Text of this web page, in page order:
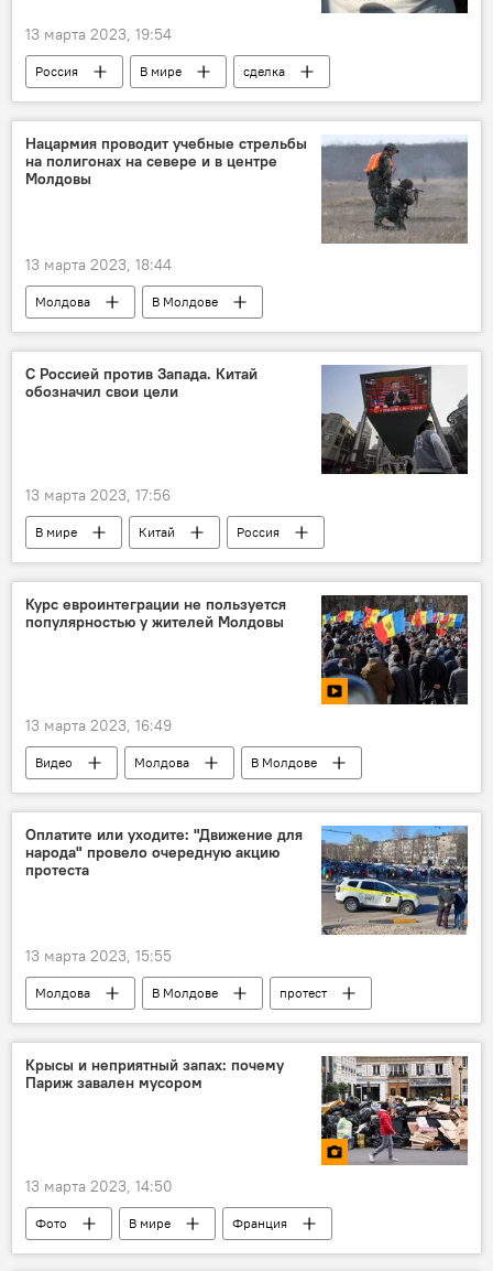
13 марта 2023, 19:54
Россия В мире
сделка
зерно
Нацармия проводит учебные стрельбы
на полигонах на севере и в центре
Молдовы
13 марта 2023, 18:44
Молдова
В Молдове
военные учения
Национальная армия
С Россией против Запада. Китай
обозначил свои цели
13 марта 2023, 17:56
В мире Китай
Россия
Запад
Аналитика
Курс евроинтеграции не пользуется
популярностью у жителей Молдовы
13 марта 2023, 16:49
Видео Молдова
В Молдове
Европейская интеграция
Игорь Тулянцев
Оплатите или уходите: "Движение для
народа" провело очередную акцию
протеста
13 марта 2023, 15:55
Молдова В Молдове
протест
Партия "Шор"
Марина Таубер
Крысы и неприятный запах: почему
Париж завален мусором
13 марта 2023, 14:50
Фото В мире
Франция
пенсионный возраст
пенсионная реформа